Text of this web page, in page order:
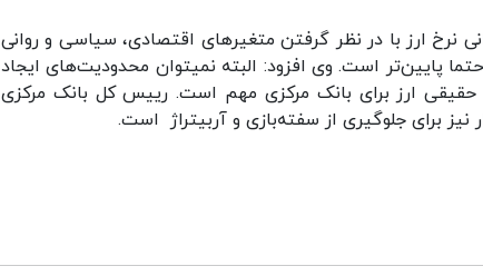
نرخ ارز با در نظر گرفتن متغیرهای اقتصادی، سیاسی و روانی
پایین‌تر است. وی افزود: البته نمیتوان محدودیت‌های ایجاد
ارز برای بانک مرکزی مهم است. رییس کل بانک مرکزی
برای جلوگیری از سفته‌بازی و آربیتراژ است.